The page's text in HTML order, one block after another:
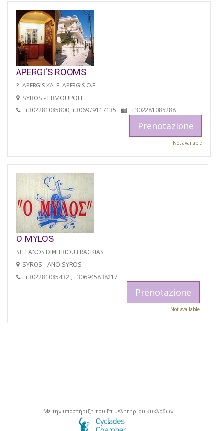
APERGI'S ROOMS
P. APERGIS KAI F. APERGIS O.E.
SYROS - ERMOUPOLI
+302281085800, +306979117135 +302281086288
Prenotazione
Not available
O MYLOS
STEFANOS DIMITRIOU FRAGKIAS
SYROS - ANO SYROS
+302281085432 , +306945838217
Prenotazione
Not available
Με την υποστήριξη του Επιμελητηρίου Κυκλάδων.